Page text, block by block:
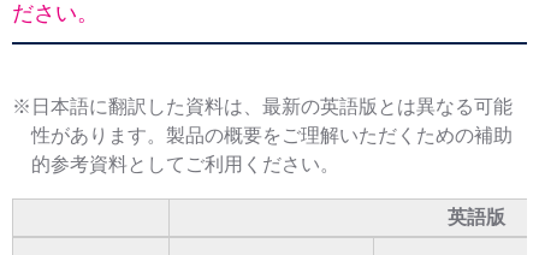
ださい。
※日本語に翻訳した資料は、最新の英語版とは異なる可能
性があります。製品の概要をご理解いただくための補助
的参考資料としてご利用ください。
英語版